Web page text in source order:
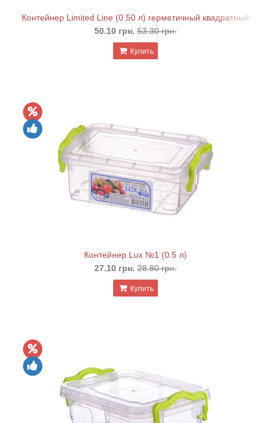
Контейнер Limited Line (0.50 л) герметичный квадратный
50.10 грн. 53.30 грн.
Купить
Контейнер Lux №1 (0.5 л)
27.10 грн. 28.80 грн.
Купить